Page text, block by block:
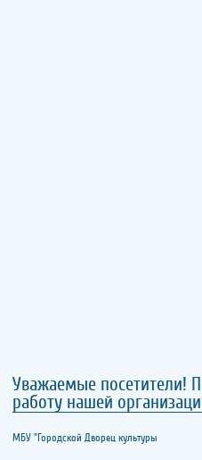
Уважаемые посетители!
работу нашей
МБУ "Городской Дворец культуры